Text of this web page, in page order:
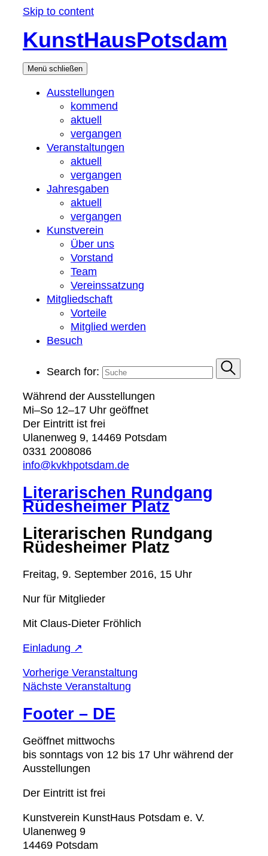
Skip to content
KunstHausPotsdam
Menü schließen
Ausstellungen
kommend
aktuell
vergangen
Veranstaltungen
aktuell
vergangen
Jahresgaben
aktuell
vergangen
Kunstverein
Über uns
Vorstand
Team
Vereinssatzung
Mitgliedschaft
Vorteile
Mitglied werden
Besuch
Search for:
Während der Ausstellungen
Mi–So 12–17 Uhr geöffnet
Der Eintritt ist frei
Ulanenweg 9, 14469 Potsdam
0331 2008086
info@kvkhpotsdam.de
Literarischen Rundgang
Rüdesheimer Platz
Literarischen Rundgang
Rüdesheimer Platz
Freitag, 9. September 2016, 15 Uhr
Nur für Mitglieder
Mit Claus-Dieter Fröhlich
Einladung ↗
Vorherige Veranstaltung
Nächste Veranstaltung
Footer – DE
Geöffnet mittwochs
bis sonntags von 12 bis 17 Uhr während der
Ausstellungen
Der Eintritt ist frei
Kunstverein KunstHaus Potsdam e. V.
Ulanenweg 9
14469 Potsdam